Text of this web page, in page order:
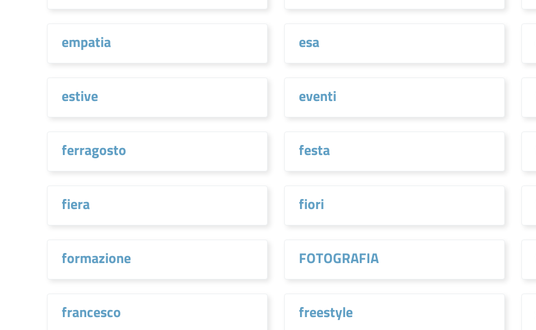
empatia esa
estive eventi
ferragosto festa
fiera fiori
formazione FOTOGRAFIA
francesco freestyle